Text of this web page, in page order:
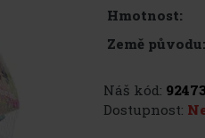
Hmotnost:
Země původu:
Náš kód:
Dostupnost: